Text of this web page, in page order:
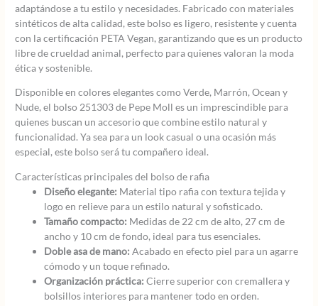
adaptándose a tu estilo y necesidades. Fabricado con materiales
sintéticos de alta calidad, este bolso es ligero, resistente y cuenta
con la certificación PETA Vegan, garantizando que es un producto
libre de crueldad animal, perfecto para quienes valoran la moda
ética y sostenible.
Disponible en colores elegantes como Verde, Marrón, Ocean y
Nude, el bolso 251303 de Pepe Moll es un imprescindible para
quienes buscan un accesorio que combine estilo natural y
funcionalidad. Ya sea para un look casual o una ocasión más
especial, este bolso será tu compañero ideal.
Características principales del bolso de rafia
Diseño elegante: Material tipo rafia con textura tejida y
logo en relieve para un estilo natural y sofisticado.
Tamaño compacto: Medidas de 22 cm de alto, 27 cm de
ancho y 10 cm de fondo, ideal para tus esenciales.
Doble asa de mano: Acabado en efecto piel para un agarre
cómodo y un toque refinado.
Organización práctica: Cierre superior con cremallera y
bolsillos interiores para mantener todo en orden.